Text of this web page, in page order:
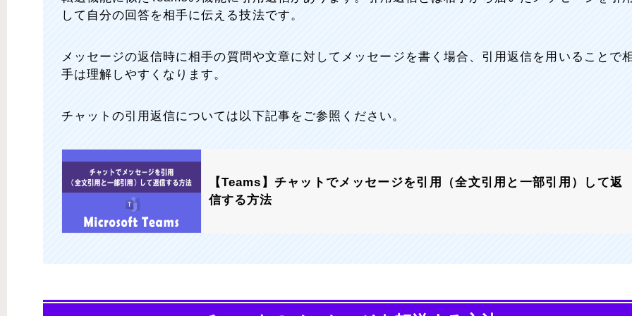
して自分の回答を相手に伝える技法です。
メッセージの返信時に相手の質問や文章に対してメッセージを書く場合、引用返信を用いることで
手は理解しやすくなります。
チャットの引用返信については以下記事をご参照ください。
【Teams】チャットでメッセージを引用（全文引用と一部引用）して返
信する方法